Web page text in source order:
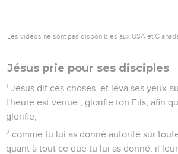
Les vidéos ne sont pas disponibles aux USA et C
Jésus prie pour ses disciples
1 Jésus dit ces choses, et leva ses yeux
l'heure est venue ; glorifie ton Fils, afin
glorifie,
2 comme tu lui as donné autorité sur
quant à tout ce que tu lui as donné, il